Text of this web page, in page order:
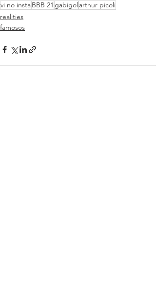
vi no instaBBB 21 gabigol arthur picoli
realities
famosos